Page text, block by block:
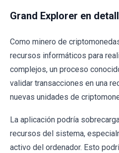
Grand Explorer en
Como minero de
recursos informáticos para
complejos, un proceso
validar transacciones en una
nuevas unidades de
La aplicación podría
recursos del sistema,
activo del ordenador. Esto